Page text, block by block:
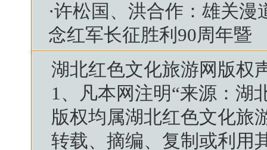
·许松国、洪合作：雄关
念红军长征胜利90周年暨
湖北红色文化旅游网 版权
1、凡本网注明“来源： 湖
版权均属湖北红色文化旅
转载、摘编、复制或利用